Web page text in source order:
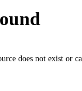
does not exist or